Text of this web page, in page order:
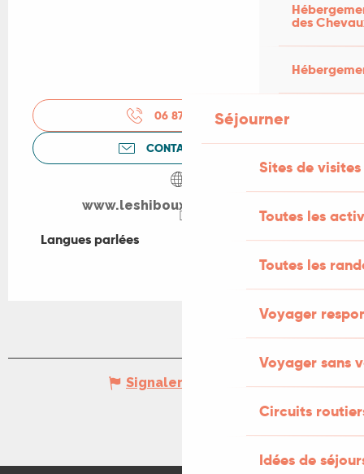
des
Séjourner
Sites de visites
Toutes les
Toutes les
Voyager
Voyager sans
Circuits
Idées de
06 87 44 39▒▒
CONTACTEZ-NOUS
www.leshibouxduquercy.com
Langues parlées
Langues parlées
Signaler une erreur